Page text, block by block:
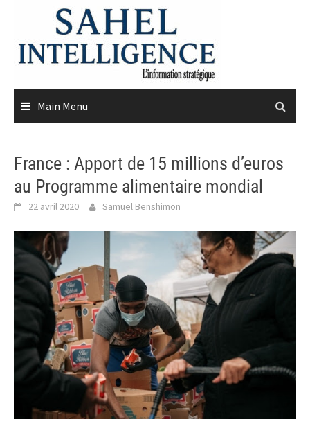
content
Main Menu
France : Apport de 15 millions d’euros
au Programme alimentaire mondial
22 avril 2020 Samuel Benshimon